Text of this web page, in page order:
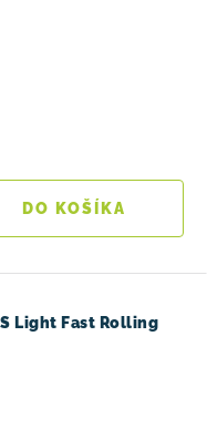
DO KOŠÍKA
Light Fast Rolling